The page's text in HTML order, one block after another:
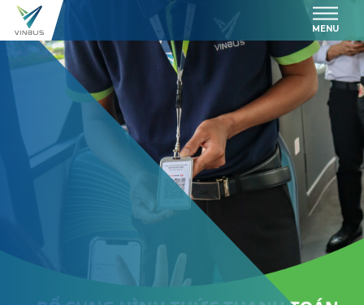
MENU